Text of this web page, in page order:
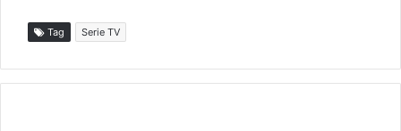
Tag Serie TV